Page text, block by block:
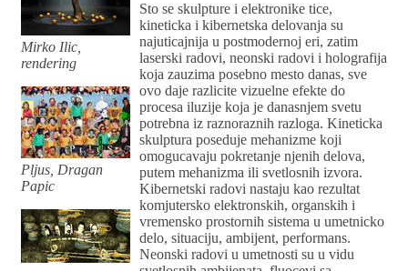
Mirko Ilic,
rendering
Pljus, Dragan
Papic
Sto se skulpture i elektronike tice,
kineticka i kibernetska delovanja su
najuticajnija u postmodernoj eri, zatim
laserski radovi, neonski radovi i holografija
koja zauzima posebno mesto danas, sve
ovo daje razlicite vizuelne efekte do
procesa iluzije koja je danasnjem svetu
potrebna iz raznoraznih razloga. Kineticka
skulptura poseduje mehanizme koji
omogucavaju pokretanje njenih delova,
putem mehanizma ili svetlosnih izvora.
Kibernetski radovi nastaju kao rezultat
komjutersko elektronskih, organskih i
vremensko prostornih sistema u umetnicko
delo, situaciju, ambijent, performans.
Neonski radovi u umetnosti su u vidu